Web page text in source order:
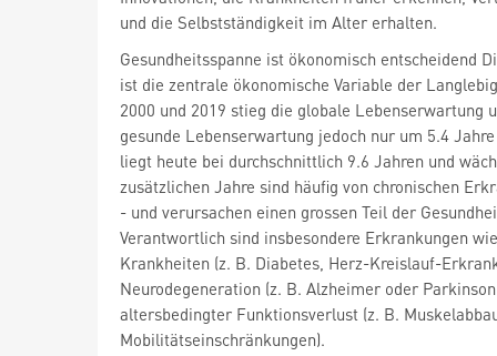
und die Selbstständigkeit im Alter erhalten.
Gesundheitsspanne ist ökonomisch entscheidend
ist die zentrale ökonomische Variable der
2000 und 2019 stieg die globale Lebenserwartung
gesunde Lebenserwartung jedoch nur um 5.4
liegt heute bei durchschnittlich 9.6 Jahren und
zusätzlichen Jahre sind häufig von chronischen
- und verursachen einen grossen Teil der
Verantwortlich sind insbesondere Erkrankungen
Krankheiten (z. B. Diabetes, Herz-Kreislauf-
Neurodegeneration (z. B. Alzheimer oder
altersbedingter Funktionsverlust (z. B.
Mobilitätseinschränkungen).